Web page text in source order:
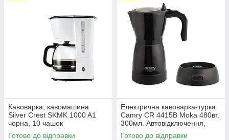
Кавоварка, кавомашина
Silver Crest SKMK 1000 A1
чорна, 10 чашок
Готово до відправки
Електрична кавоварка-турка
Camry CR 4415B Moka 480вт.
300мл. Автовідключення,
Чорна
Готово до відправки